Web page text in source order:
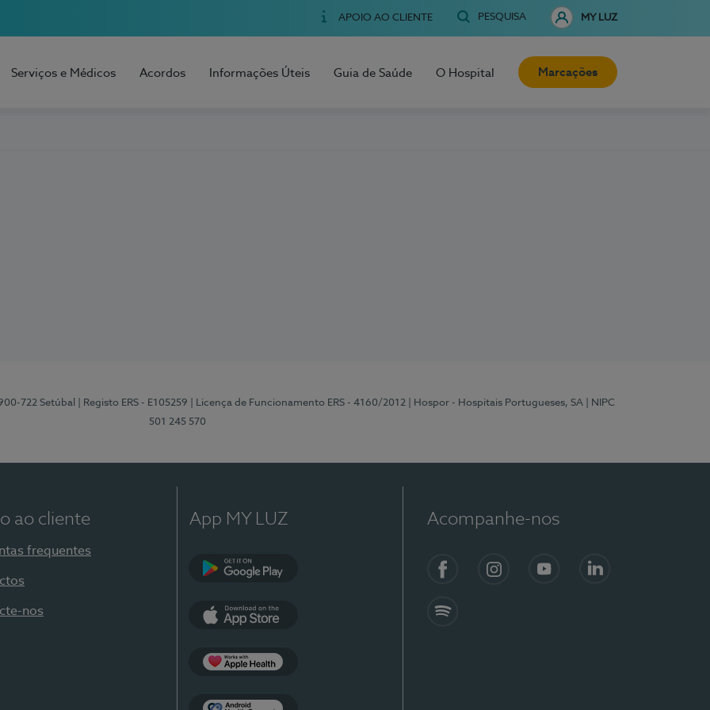
APOIO AO CLIENTE PESQUISA MY LUZ
Serviços e Médicos Acordos Informações Úteis Guia de Saúde O Hospital Marcações
722 Setúbal | Registo ERS - E105259 | Licença de Funcionamento ERS - 4160/2012 | Hospor - Hospitais Portugueses, SA
| NIPC
501 245 570
ao cliente
frequentes
nos
App MY LUZ Acompanhe-nos